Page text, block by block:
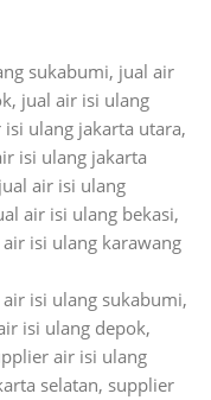
sukabumi, jual air
jual air isi ulang
ulang jakarta utara,
isi ulang jakarta
air isi ulang
air isi ulang bekasi,
isi ulang karawang
isi ulang sukabumi,
isi ulang depok,
air isi ulang
selatan, supplier